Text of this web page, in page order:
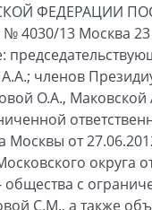
ФЕДЕРАЦИИ
4030/13 Москва
членов
О.А.,
от
округа
общества с
С.М., а также